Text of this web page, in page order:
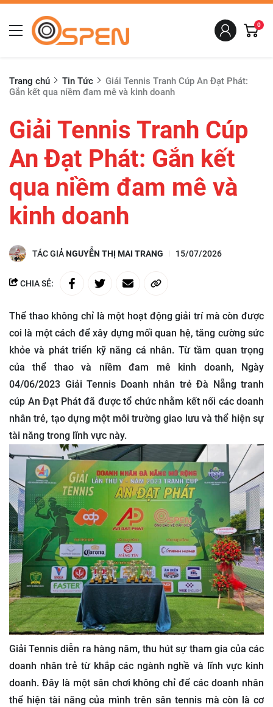
0
Trang chủ Tin Tức
Giải Tennis Tranh Cúp An Đạt Phát:
Gắn kết qua niềm đam mê và kinh doanh
Giải Tennis Tranh Cúp
An Đạt Phát: Gắn kết
qua niềm đam mê và
kinh doanh
TÁC GIẢNGUYỄN THỊ MAI TRANG 15/07/2026
CHIA SẺ:
Thể thao không chỉ là một hoạt động giải trí mà còn được
coi là một cách để xây dựng mối quan hệ, tăng cường sức
khỏe và phát triển kỹ năng cá nhân. Từ tầm quan trọng
của thể thao và niềm đam mê kinh doanh, Ngày
04/06/2023 Giải Tennis Doanh nhân trẻ Đà Nẵng tranh
cúp An Đạt Phát đã được tổ chức nhằm kết nối các doanh
nhân trẻ, tạo dựng một môi trường giao lưu và thể hiện sự
tài năng trong lĩnh vực này.
Giải Tennis diễn ra hàng năm, thu hút sự tham gia của các
doanh nhân trẻ từ khắp các ngành nghề và lĩnh vực kinh
doanh. Đây là một sân chơi không chỉ để các doanh nhân
thể hiện tài năng của mình trên sân tennis mà còn là cơ